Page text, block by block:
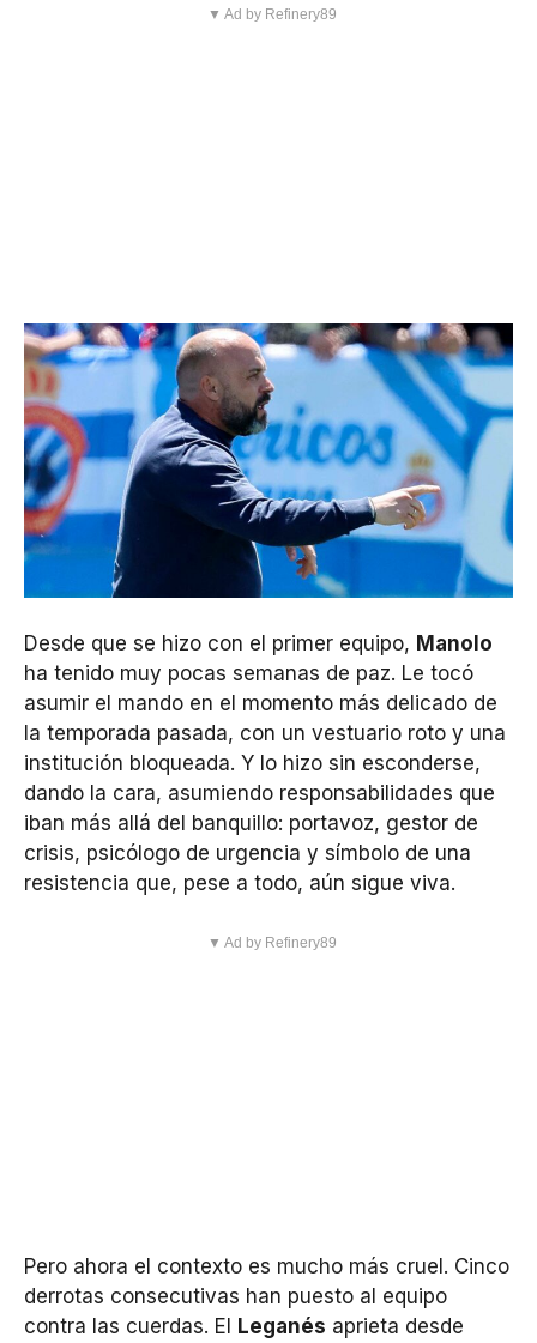
▼ Ad by Refinery89
Desde que se hizo con el primer equipo, Manolo
ha tenido muy pocas semanas de paz. Le tocó
asumir el mando en el momento más delicado de
la temporada pasada, con un vestuario roto y una
institución bloqueada. Y lo hizo sin esconderse,
dando la cara, asumiendo responsabilidades que
iban más allá del banquillo: portavoz, gestor de
crisis, psicólogo de urgencia y símbolo de una
resistencia que, pese a todo, aún sigue viva.
▼ Ad by Refinery89
Pero ahora el contexto es mucho más cruel. Cinco
derrotas consecutivas han puesto al equipo
contra las cuerdas. El
Leganés aprieta desde